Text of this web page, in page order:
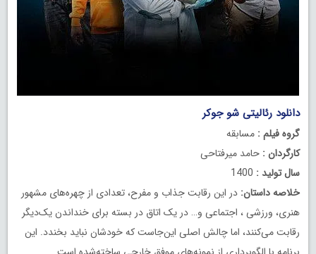
دانلود رئالیتی‌ شو جوکر
گروه فیلم : مسابقه
کارگردان : حامد میرفتاحی
سال تولید :
خلاصه داستان: در این رقابت جذاب و مفرح، تعدادی از چهره‌های مشهور
هنری، ورزشی ، اجتماعی و… در یک اتاق در بسته برای ‏خنداندن یک‌دیگر
رقابت می‌کنند، اما چالش اصلی این‌جاست که خودشان نباید بخندد. این